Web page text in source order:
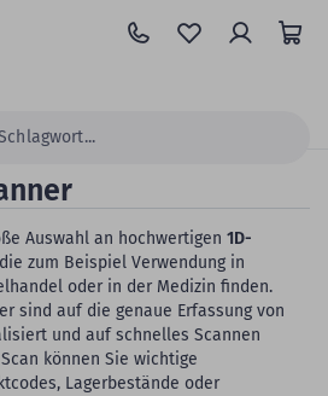
Auswahl an hochwertigen 1D-
zum Beispiel Verwendung in
oder in der Medizin finden.
sind auf die genaue Erfassung von
und auf schnelles Scannen
können Sie wichtige
Lagerbestände oder